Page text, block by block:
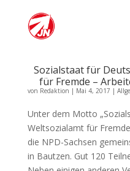
Sozialstaat für
für Fremde –
von Redaktion | Mai 4, 2017 |
Unter dem Motto
Weltsozialamt für
die NPD-Sachsen
in Bautzen. Gut 120